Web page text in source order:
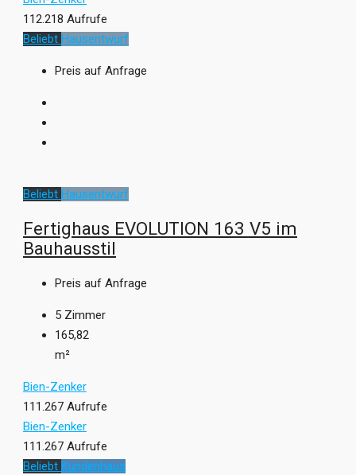
112.218 Aufrufe
Beliebt Hausentwurf
Preis auf Anfrage
Beliebt Hausentwurf
Fertighaus EVOLUTION 163 V5 im
Bauhausstil
Preis auf Anfrage
5 Zimmer
165,82
m²
Bien-Zenker
111.267 Aufrufe
Bien-Zenker
111.267 Aufrufe
Beliebt Kundenhaus